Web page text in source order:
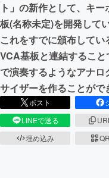
CAMPFIRE for
CAMPFIREふる
ト」の新作として、キー
板(名称未定)を開発してい
これをすでに頒布してい
VCA基板と連結すること
で演奏するようなアナロ
サイザーを作ることがで
ポスト
LINEで送る
埋め込み